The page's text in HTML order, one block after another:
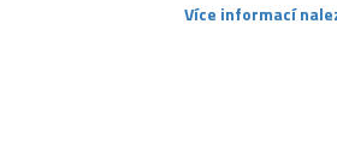
Více informací